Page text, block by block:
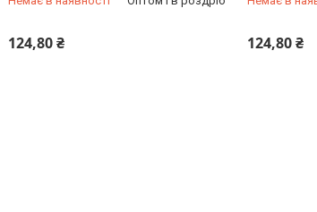
124,80 ₴
+380 (96) 246-24-66 124,80 ₴
+380 (96)